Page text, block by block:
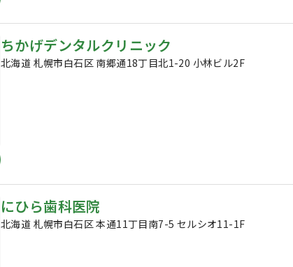
ちかげデンタルクリニック
北海道 札幌市白石区 南郷通18丁目北1-20 小林ビル2F
にひら歯科医院
北海道 札幌市白石区 本通11丁目南7-5 セルシオ11-1F